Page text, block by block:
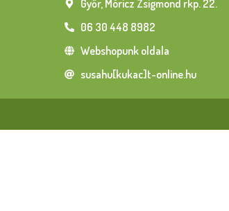
Győr, Móricz Zsigmond rkp. 22.
06 30 448 8982
Webshopunk oldala
susahu[kukac]t-online.hu